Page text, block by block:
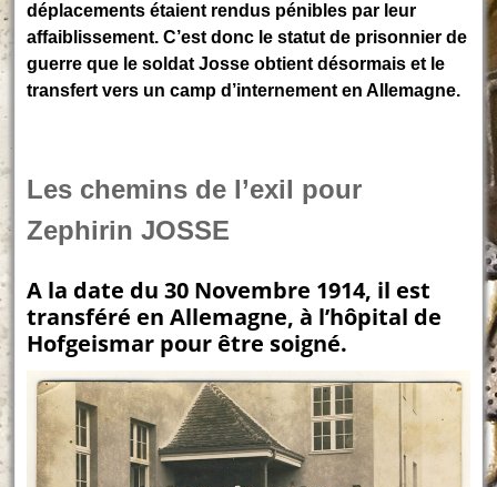
déplacements étaient rendus pénibles par leur
affaiblissement. C’est donc le statut de prisonnier de
guerre que le soldat Josse obtient désormais et le
transfert vers un camp d’internement en Allemagne.
Les chemins de l’exil pour
Zephirin JOSSE
A la date du 30 Novembre 1914, il est
transféré en Allemagne, à l’hôpital de
Hofgeismar pour être soigné.